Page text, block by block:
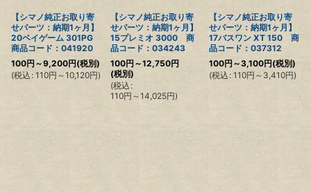
【シマノ純正お取り寄
せパーツ：納期1ヶ月】
20ベイゲーム 301PG
商品コード：041920
100円～9,200円(税別)
(税込 : 110円 ～10,120円)
【シマノ純正お取り寄
せパーツ：納期1ヶ月】
15プレミオ 3000 商
品コード：034243
100円 ～12,750円
(税別)
(税込 :
110円 ～14,025円)
【シマノ純正お取り寄
せパーツ：納期1ヶ月】
17バスワン XT 150 商
品コード：037312
100円 ～3,100円(税別)
(税込 : 110円 ～3,410円)